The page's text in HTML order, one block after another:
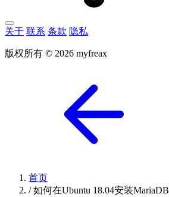
关于 联系 条款 隐私
版权所有 © 2026 myfreax
首页
/ 如何在Ubuntu 18.04安装MariaDB